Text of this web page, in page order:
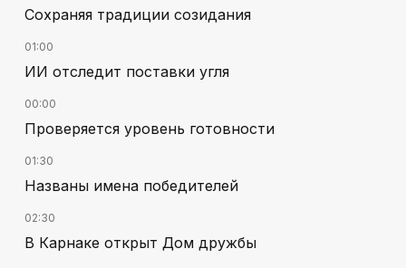
Сохраняя традиции созидания
01:00
ИИ отследит поставки угля
00:00
Проверяется уровень готовности
01:30
Названы имена победителей
02:30
В Карнаке открыт Дом дружбы